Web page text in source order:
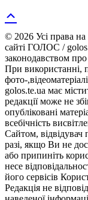
© 2026 Усі права на
сайті ГОЛОС /
законодавством
При використанні,
фото-
golos.te.ua має
редакції може не
опубліковані
всебічність
Сайтом, відвідувач
разі, якщо Ви не
або припиніть
несе
його сервісів
Редакція не